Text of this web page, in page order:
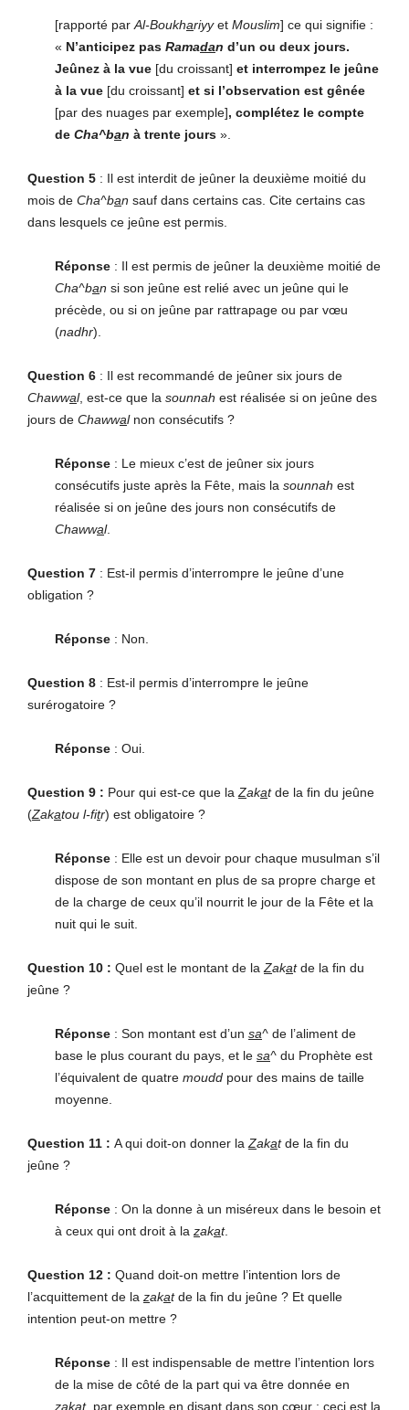
[rapporté par Al-Boukhariyyet Mouslim] ce qui signifie :
« N’anticipez pas Ramadan d’un ou deux jours.
Jeûnez à la vue [du croissant] et interrompez le jeûne
à la vue [du croissant] et si l’observation est gênée
[par des nuages par exemple], complétez le compte
de Cha^ban à trente jours ».
Question 5 : Il est interdit de jeûner la deuxième moitié du
mois de Cha^ban sauf dans certains cas. Cite certains cas
dans lesquels ce jeûne est permis.
Réponse : Il est permis de jeûner la deuxième moitié de
Cha^ban si son jeûne est relié avec un jeûne qui le
précède, ou si on jeûne par rattrapage ou par vœu
(nadhr).
Question 6 : Il est recommandé de jeûner six jours de
Chawwal, est-ce que la sounnah est réalisée si on jeûne des
jours de Chawwalnon consécutifs ?
Réponse : Le mieux c’est de jeûner six jours
consécutifs juste après la Fête, mais la sounnah est
réalisée si on jeûne des jours non consécutifs de
Chawwal.
Question 7 : Est-il permis d’interrompre le jeûne d’une
obligation ?
Réponse : Non.
Question 8 : Est-il permis d’interrompre le jeûne
surérogatoire ?
Réponse : Oui.
Question 9 : Pour qui est-ce que la Zakatde la fin du jeûne
(Zakatou l-fitr) est obligatoire ?
Réponse : Elle est un devoir pour chaque musulman s’il
dispose de son montant en plus de sa propre charge et
de la charge de ceux qu’il nourrit le jour de la Fête et la
nuit qui le suit.
Question 10 : Quel est le montant de la Zakatde la fin du
jeûne ?
Réponse : Son montant est d’un sa^ de l’aliment de
base le plus courant du pays, et le sa^ du Prophète est
l’équivalent de quatre moudd pour des mains de taille
moyenne.
Question 11 : A qui doit-on donner la Zakatde la fin du
jeûne ?
Réponse : On la donne à un miséreux dans le besoin et
à ceux qui ont droit à la zakat.
Question 12 : Quand doit-on mettre l’intention lors de
l’acquittement de la zakatde la fin du jeûne ? Et quelle
intention peut-on mettre ?
Réponse : Il est indispensable de mettre l’intention lors
de la mise de côté de la part qui va être donnée en
zakat, par exemple en disant dans son cœur : ceci est la